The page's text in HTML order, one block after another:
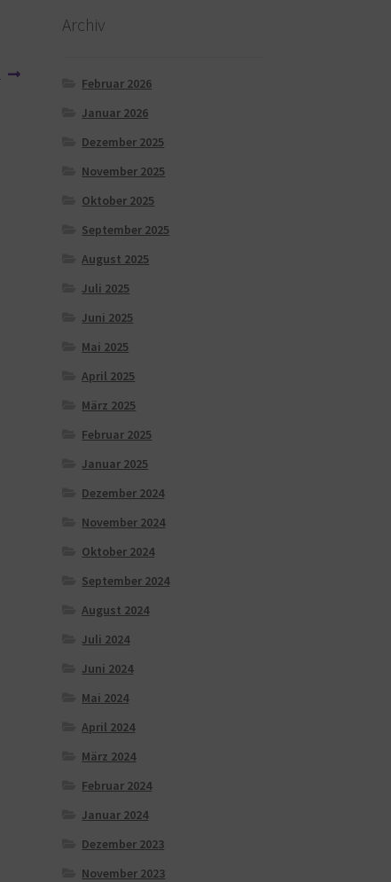
Archiv
Februar 2026
Januar 2026
Dezember 2025
November 2025
Oktober 2025
September 2025
August 2025
Juli 2025
Juni 2025
Mai 2025
April 2025
März 2025
Februar 2025
Januar 2025
Dezember 2024
November 2024
Oktober 2024
September 2024
August 2024
Juli 2024
Juni 2024
Mai 2024
April 2024
März 2024
Februar 2024
Januar 2024
Dezember 2023
November 2023